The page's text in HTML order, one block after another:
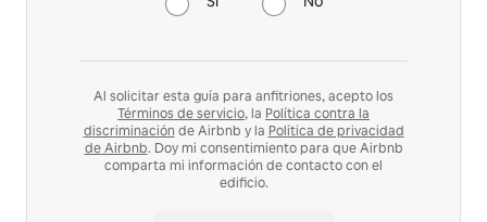
Al solicitar esta guía para anfitriones, acepto los
Términos de servicio, la Política contra la
discriminación de Airbnb y la Política de privacidad
de Airbnb. Doy mi consentimiento para que Airbnb
comparta mi información de contacto con el
edificio.